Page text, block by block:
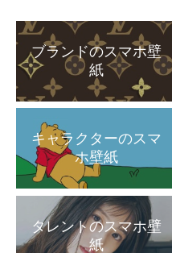
ブランドのスマホ壁
紙
キャラクターのスマ
ホ壁紙
タレントのスマホ壁
紙